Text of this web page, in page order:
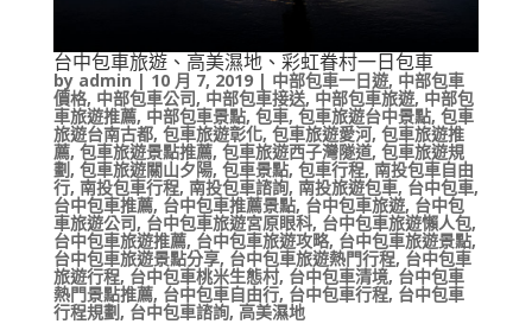
台中包車旅遊、高美濕地、彩虹眷村一日包車
by admin | 10 月 7, 2019| 中部包車一日遊, 中部包車
價格, 中部包車公司, 中部包車接送, 中部包車旅遊, 中部包
車旅遊推薦, 中部包車景點, 包車, 包車旅遊台中景點, 包車
旅遊台南古都, 包車旅遊彰化, 包車旅遊愛河, 包車旅遊推
薦, 包車旅遊景點推薦, 包車旅遊西子灣隧道, 包車旅遊規
劃, 包車旅遊關山夕陽, 包車景點, 包車行程, 南投包車自由
行, 南投包車行程, 南投包車諮詢, 南投旅遊包車, 台中包車,
台中包車推薦, 台中包車推薦景點, 台中包車旅遊, 台中包
車旅遊公司, 台中包車旅遊宮原眼科, 台中包車旅遊懶人包,
台中包車旅遊推薦, 台中包車旅遊攻略, 台中包車旅遊景點,
台中包車旅遊景點分享, 台中包車旅遊熱門行程, 台中包車
旅遊行程, 台中包車桃米生態村, 台中包車清境, 台中包車
熱門景點推薦, 台中包車自由行, 台中包車行程, 台中包車
行程規劃, 台中包車諮詢, 高美濕地